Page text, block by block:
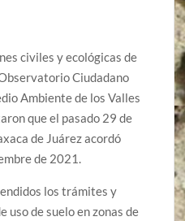
civiles y ecológicas de
Ciudadano
Ambiente de los Valles
que el pasado 29 de
de Juárez acordó
de 2021.
los trámites y
uso de suelo en zonas de